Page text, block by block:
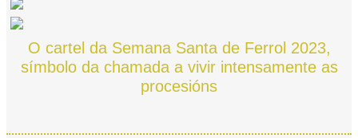
O cartel da Semana Santa de Ferrol 2023,
símbolo da chamada a vivir intensamente as
procesións